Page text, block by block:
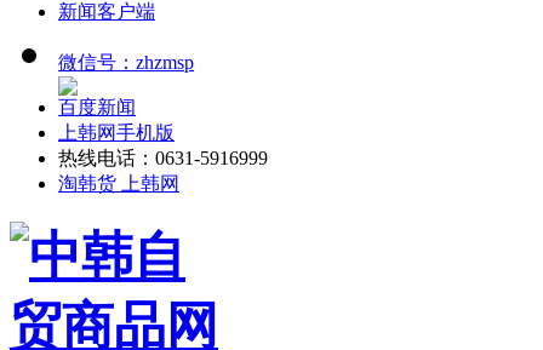
新闻客户端
微信号：zhzmsp
百度新闻
上韩网手机版
热线电话：0631-5916999
淘韩货 上韩网